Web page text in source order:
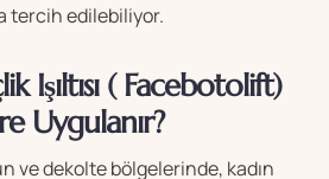
tercih edilebiliyor.
Işıltısı ( Facebotolift)
Uygulanır?
ve dekolte bölgelerinde, kadın